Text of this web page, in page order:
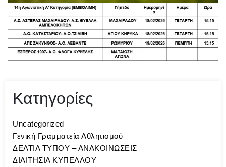
Κατηγορίες
Uncategorized
Γενική Γραμματεία Αθλητισμού
ΔΕΛΤΙΑ ΤΥΠΟΥ – ΑΝΑΚΟΙΝΩΣΕΙΣ
ΔΙΑΙΤΗΣΙΑ ΚΥΠΕΛΛΟΥ